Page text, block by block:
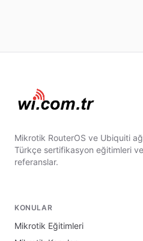
Mikrotik RouterOS ve Ubiquiti
Türkçe sertifikasyon eğitimleri
referanslar.
KONULAR
Mikrotik Eğitimleri